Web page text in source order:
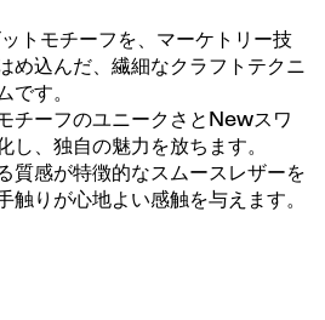
トモチーフを、マーケトリー技
め込んだ、繊細なクラフトテクニ
です。
チーフのユニークさとNewスワ
し、独自の魅力を放ちます。
質感が特徴的なスムースレザーを
触りが心地よい感触を与えます。